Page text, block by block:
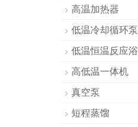
高温加热器
低温冷却循环泵
低温恒温反应浴
高低温一体机
真空泵
短程蒸馏